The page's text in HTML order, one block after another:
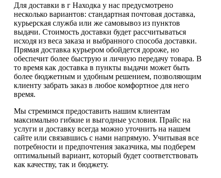
Для доставки в г Находка у нас предусмотрено
несколько вариантов: стандартная почтовая доставка,
курьерская служба или же самовывоз из пунктов
выдачи. Стоимость доставки будет рассчитываться
исходя из веса заказа и выбранного способа доставки.
Прямая доставка курьером обойдется дороже, но
обеспечит более быструю и личную передачу товара. В
то время как доставка в пункты выдачи может быть
более бюджетным и удобным решением, позволяющим
клиенту забрать заказ в любое комфортное для него
время.
Мы стремимся предоставить нашим клиентам
максимально гибкие и выгодные условия. Прайс на
услуги и доставку всегда можно уточнить на нашем
сайте или связавшись с нами напрямую. Учитывая все
потребности и предпочтения заказчика, мы подберем
оптимальный вариант, который будет соответствовать
как качеству, так и бюджету.